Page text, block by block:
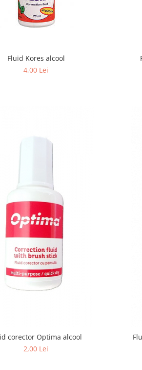
Fluid Kores alcool
4,00 Lei
corector Optima alcool
2,00 Lei